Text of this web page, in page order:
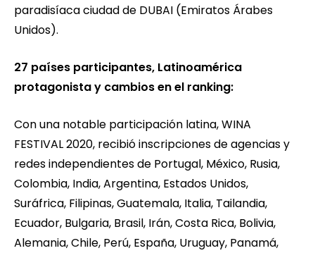
paradisíaca ciudad de DUBAI (Emiratos Árabes
Unidos).
27 países participantes, Latinoamérica
protagonista y cambios en el ranking:
Con una notable participación latina, WINA
FESTIVAL 2020, recibió inscripciones de agencias y
redes independientes de Portugal, México, Rusia,
Colombia, India, Argentina, Estados Unidos,
Suráfrica, Filipinas, Guatemala, Italia, Tailandia,
Ecuador, Bulgaria, Brasil, Irán, Costa Rica, Bolivia,
Alemania, Chile, Perú, España, Uruguay, Panamá,